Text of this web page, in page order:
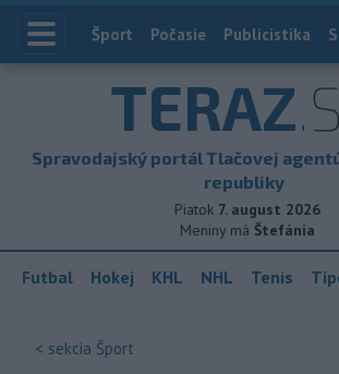
Index
Šport Počasie Publicistika
TERAZ
Spravodajský portál Tlačovej
republiky
Piatok 7. august 2026
Meniny má Štefánia
Futbal Hokej KHL NHL Tenis
< sekcia Šport